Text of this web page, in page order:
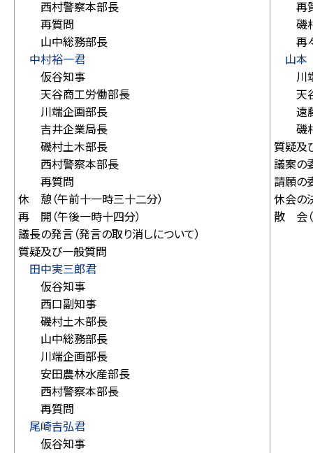
西村警察本部長
再質問
山中総務部長
中村裕一君
仮谷知事
天谷商工労働部長
川端企画部長
吉井企業局長
磯村土木部長
西村警察本部長
再質問
休 憩（午前十一時三十二分）
再 開（午後一時十四分）
議長の発言（発言の取り消しについて）
質疑及び一般質問
田中実三郎君
仮谷知事
西口副知事
磯村土木部長
山中総務部長
川端企画部長
安田農林水産部長
西村警察本部長
再質問
尾崎吉弘君
仮谷知事
再
磯村
再
山
川端
天谷
遠藤
磯村
質疑及
議案の
請願の
休会の
散 会